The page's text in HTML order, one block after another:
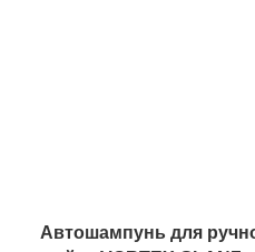
Автошампунь для